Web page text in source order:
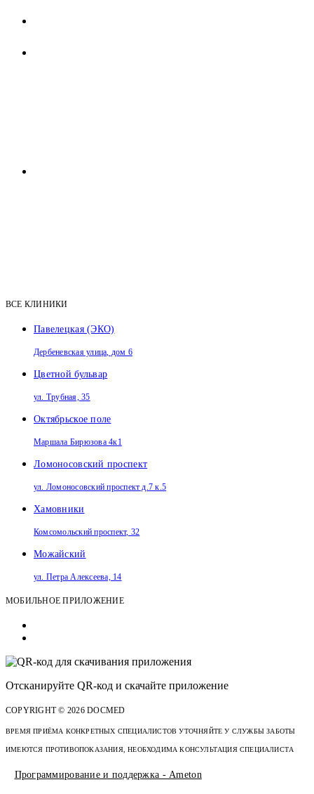
ВСЕ КЛИНИКИ
Павелецкая (ЭКО)
Дербеневская улица, дом 6
Цветной бульвар
ул. Трубная, 35
Октябрьское поле
Маршала Бирюзова 4к1
Ломоносовский проспект
ул. Ломоносовский проспект д.7 к.5
Хамовники
Комсомольский проспект, 32
Можайский
ул. Петра Алексеева, 14
МОБИЛЬНОЕ ПРИЛОЖЕНИЕ
Отсканируйте QR-код и скачайте приложение
COPYRIGHT © 2026 DOCMED
ВРЕМЯ ПРИЁМА КОНКРЕТНЫХ СПЕЦИАЛИСТОВ УТОЧНЯЙТЕ У СЛУЖБЫ ЗАБОТЫ
ИМЕЮТСЯ ПРОТИВОПОКАЗАНИЯ, НЕОБХОДИМА КОНСУЛЬТАЦИЯ СПЕЦИАЛИСТА
Программирование и поддержка - Ameton